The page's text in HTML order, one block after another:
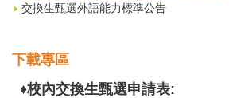
交換生甄選外語能力標準公告
下載專區
♦校內交換生甄選申請表: